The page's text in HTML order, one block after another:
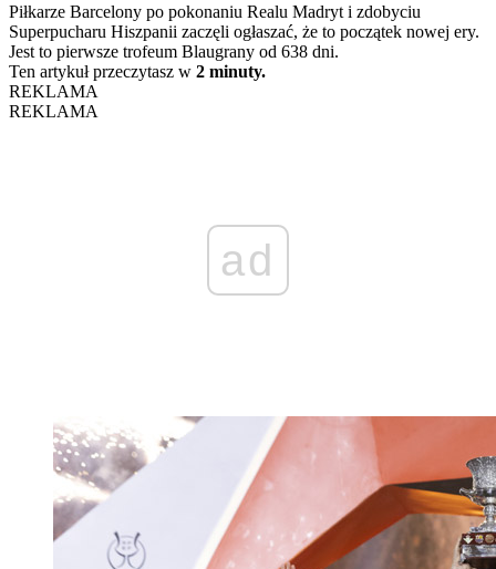
Piłkarze Barcelony po pokonaniu Realu Madryt i zdobyciu
Superpucharu Hiszpanii zaczęli ogłaszać, że to początek nowej ery.
Jest to pierwsze trofeum Blaugrany od 638 dni.
Ten artykuł przeczytasz w 2 minuty.
REKLAMA
REKLAMA
ad